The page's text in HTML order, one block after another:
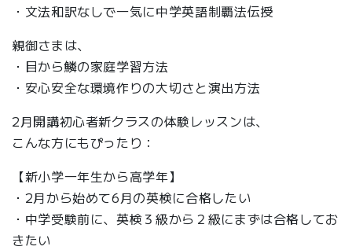
・文法和訳なしで一気に中学英語制覇法伝授
親御さまは、
・目から鱗の家庭学習方法
・安心安全な環境作りの大切さと演出方法
2月開講初心者新クラスの体験レッスンは、
こんな方にもぴったり：
【新小学一年生から高学年】
・2月から始めて6月の英検に合格したい
・中学受験前に、英検３級から２級にまずは合格してお
きたい